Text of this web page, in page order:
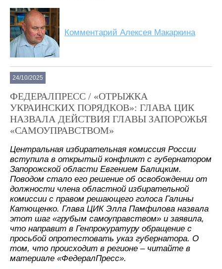
Комментарий Алексея Макаркина
24/10/2025
ФЕДЕРАЛПРЕСС / «ОТРЫЖКА
УКРАИНСКИХ ПОРЯДКОВ»: ГЛАВА ЦИК
НАЗВАЛА ДЕЙСТВИЯ ГЛАВЫ ЗАПОРОЖЬЯ
«САМОУПРАВСТВОМ»
Центральная избирательная комиссия России
вступила в открытый конфликт с губернатором
Запорожской области Евгением Балицким.
Поводом стало его решение об освобождении от
должности члена областной избирательной
комиссии с правом решающего голоса Галины
Катющенко. Глава ЦИК Элла Памфилова назвала
этот шаг «грубым самоуправством» и заявила,
что направит в Генпрокуратуру обращение с
просьбой опротестовать указ губернатора. О
том, что происходит в регионе – читайте в
материале «ФедералПресс».